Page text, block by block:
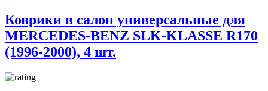
Коврики в салон универсальные для
MERCEDES-BENZ SLK-KLASSE R170
(1996-2000), 4 шт.